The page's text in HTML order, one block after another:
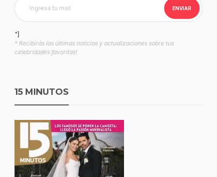
"]
* Recibirás las últimas noticias y actualizaciones sobre tus
celebridades favoritas!
15 MINUTOS